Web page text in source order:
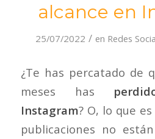
alcance en
25/07/2022 / en Redes
¿Te has percatado de
meses has
Instagram? O, lo que
publicaciones no